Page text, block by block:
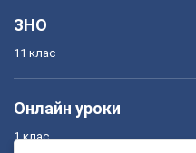
ЗНО
11 клас
Онлайн уроки
1 клас